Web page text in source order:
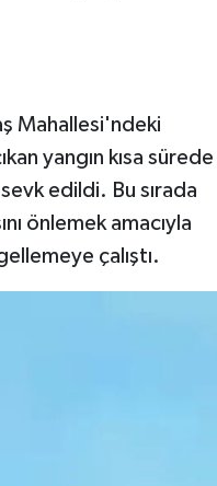
Mahallesi'ndeki
yangın kısa sürede
edildi. Bu sırada
önlemek amacıyla
çalıştı.